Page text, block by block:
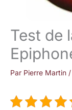
Test de
Par Pierre Martin /